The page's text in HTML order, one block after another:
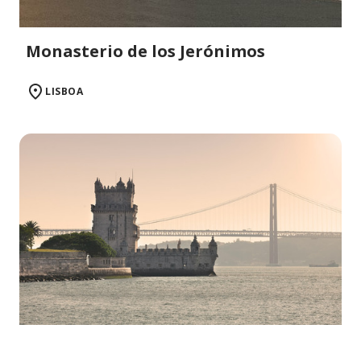
Monasterio de los Jerónimos
LISBOA